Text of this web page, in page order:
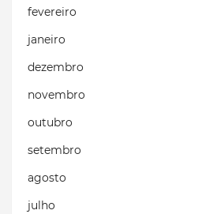
fevereiro
janeiro
dezembro
novembro
outubro
setembro
agosto
julho